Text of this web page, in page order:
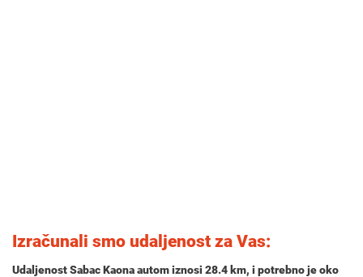
Izračunali smo udaljenost za Vas:
Udaljenost Sabac Kaona autom iznosi 28.4 km, i potrebno je oko